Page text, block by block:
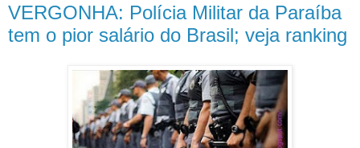
VERGONHA: Polícia Militar da Paraíba
tem o pior salário do Brasil; veja ranking